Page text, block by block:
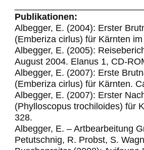
Publikationen:
Albegger, E. (2004): Erster
(Emberiza cirlus) für Kärnten
Albegger, E. (2005):
August 2004. Elanus 1, CD-
Albegger, E. (2007): Erste
(Emberiza cirlus) für Kärnten.
Albegger, E. (2007): Erster
(Phylloscopus trochiloides) für
328.
Albegger, E. – Artbearbeitung
Petutschnig, R. Probst, S.